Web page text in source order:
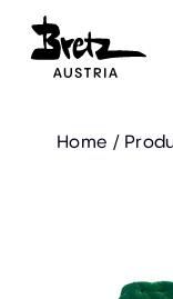
Home /